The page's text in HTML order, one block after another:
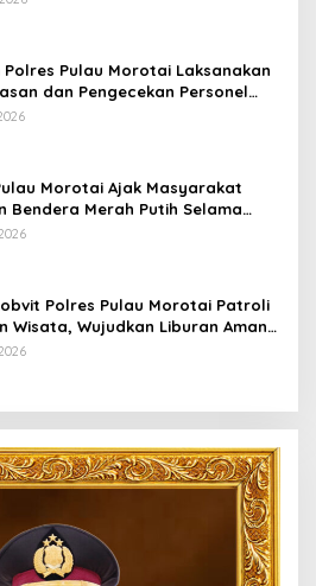
Polres Pulau Morotai Laksanakan
dan Pengecekan Personel
Serah Terima Piket Fungsi
Morotai Ajak Masyarakat
Bendera Merah Putih Selama
Polres Pulau Morotai Patroli
Wisata, Wujudkan Liburan Aman